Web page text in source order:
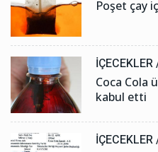
Poşet çay
İÇECEKLER
Coca Cola
kabul etti
İÇECEKLER